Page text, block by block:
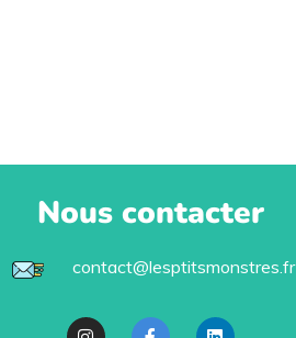
Nous contacter
contact@lesptitsmonstres.fr